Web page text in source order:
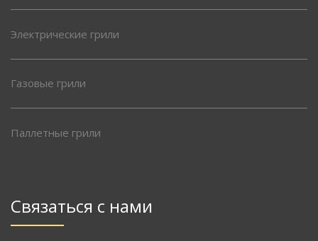
Электрические грили
Газовые грили
Паллетные грили
Связаться с нами